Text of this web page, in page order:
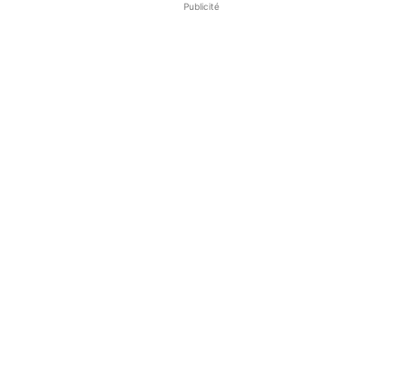
Publicité